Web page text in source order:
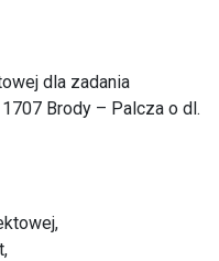
dla zadania
Brody – Palcza o dl.